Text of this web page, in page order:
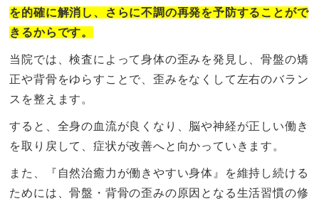
を的確に解消し、さらに不調の再発を予防することがで
きるからです。
当院では、検査によって身体の歪みを発見し、骨盤の矯
正や背骨をゆらすことで、歪みをなくして左右のバラン
スを整えます。
すると、全身の血流が良くなり、脳や神経が正しい働き
を取り戻して、症状が改善へと向かっていきます。
また、『自然治癒力が働きやすい身体』を維持し続ける
ためには、骨盤・背骨の歪みの原因となる生活習慣の修